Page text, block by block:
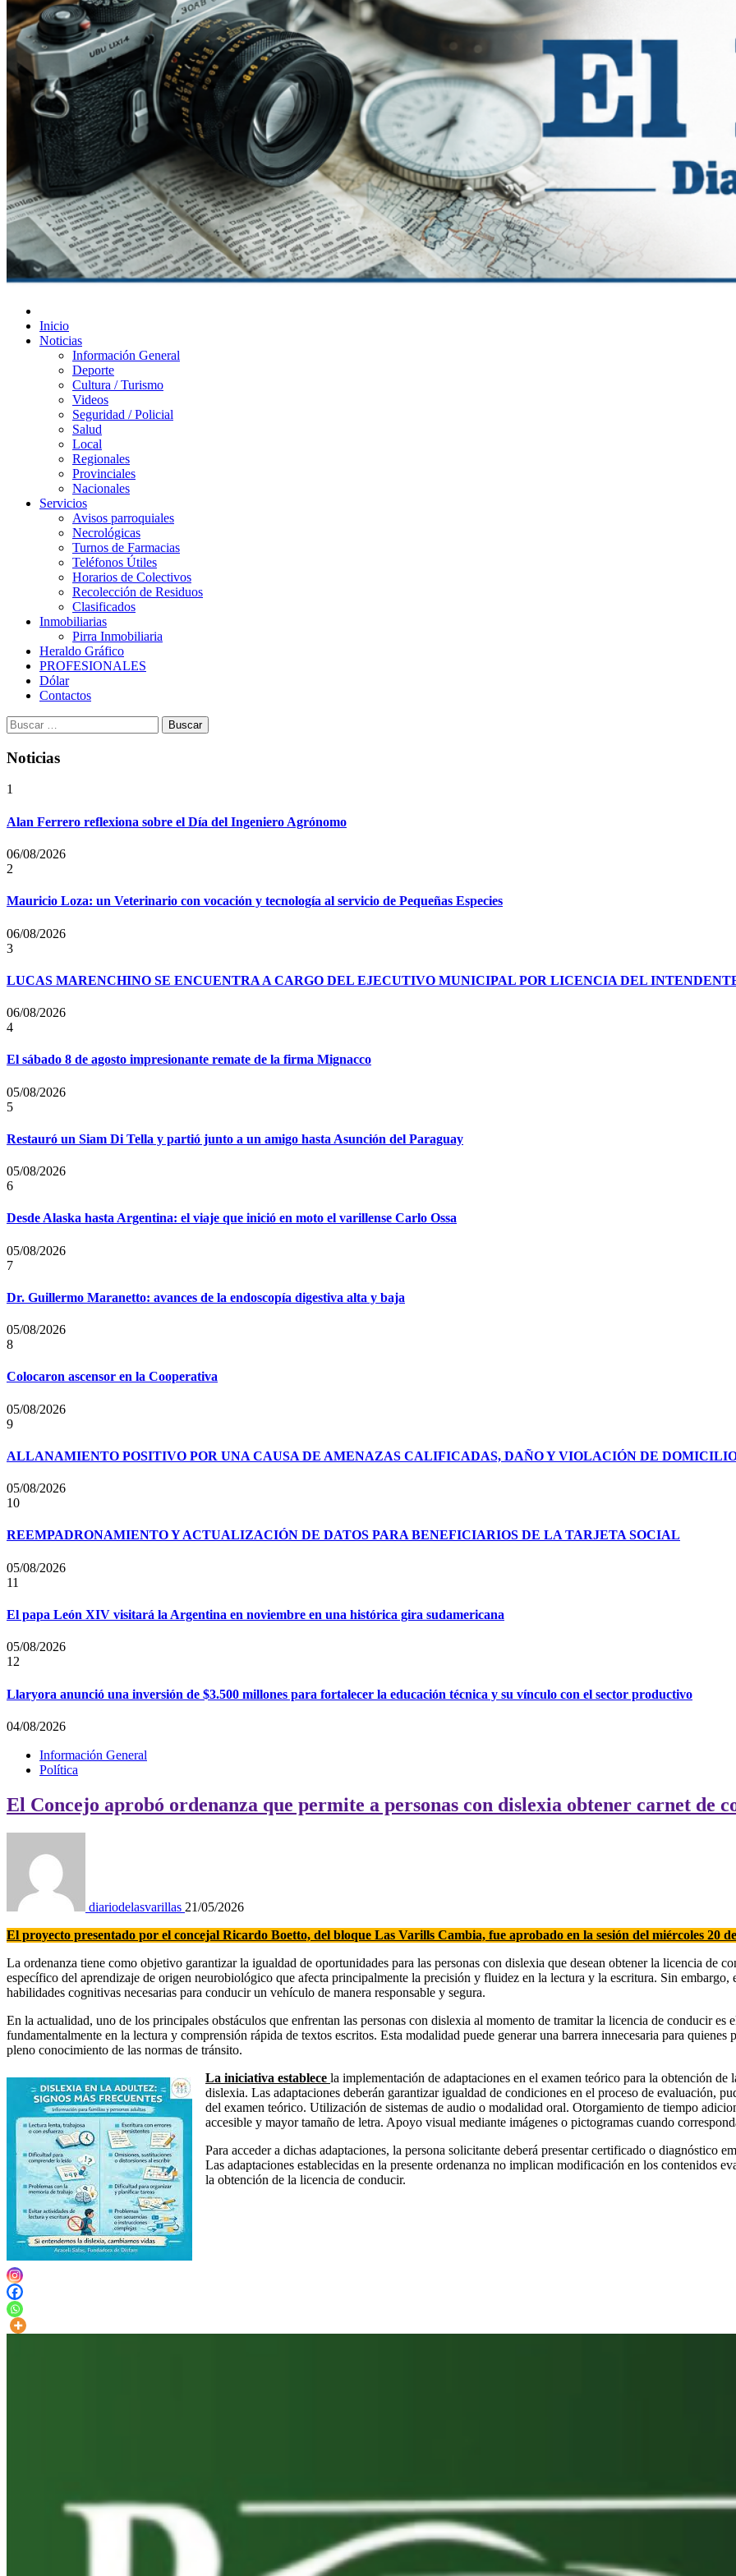
Diario de Las Varillas
Inicio
Noticias
Información General
Deporte
Cultura / Turismo
Videos
Seguridad / Policial
Salud
Local
Regionales
Provinciales
Nacionales
Servicios
Avisos parroquiales
Necrológicas
Turnos de Farmacias
Teléfonos Útiles
Horarios de Colectivos
Recolección de Residuos
Clasificados
Inmobiliarias
Pirra Inmobiliaria
Heraldo Gráfico
PROFESIONALES
Dólar
Contactos
Buscar:
Noticias
1
Alan Ferrero reflexiona sobre el Día del Ingeniero Agrónomo
06/08/2026
2
Mauricio Loza: un Veterinario con vocación y tecnología al servicio de Pequeñas Especies
06/08/2026
3
LUCAS MARENCHINO SE ENCUENTRA A CARGO DEL EJECUTIVO MUNICIPAL POR LICENCIA DEL
06/08/2026
4
El sábado 8 de agosto impresionante remate de la firma Mignacco
05/08/2026
5
Restauró un Siam Di Tella y partió junto a un amigo hasta Asunción del Paraguay
05/08/2026
6
Desde Alaska hasta Argentina: el viaje que inició en moto el varillense Carlo Ossa
05/08/2026
7
Dr. Guillermo Maranetto: avances de la endoscopía digestiva alta y baja
05/08/2026
8
Colocaron ascensor en la Cooperativa
05/08/2026
9
ALLANAMIENTO POSITIVO POR UNA CAUSA DE AMENAZAS CALIFICADAS, DAÑO Y VIOLACIÓN DE
05/08/2026
10
REEMPADRONAMIENTO Y ACTUALIZACIÓN DE DATOS PARA BENEFICIARIOS DE LA TARJETA SOCIAL
05/08/2026
11
El papa León XIV visitará la Argentina en noviembre en una histórica gira sudamericana
05/08/2026
12
Llaryora anunció una inversión de $3.500 millones para fortalecer la educación técnica y su vínculo con el sector productivo
04/08/2026
Información General
Política
El Concejo aprobó ordenanza que permite a personas con dislexia obtener carnet de
diariodelasvarillas 21/05/2026
El proyecto presentado por el concejal Ricardo Boetto, del bloque Las Varills Cambia, fue aprobado en la sesión del miércoles 20
La ordenanza tiene como objetivo garantizar la igualdad de oportunidades para las personas con dislexia que desean obtener la licencia de
específico del aprendizaje de origen neurobiológico que afecta principalmente la precisión y fluidez en la lectura y la escritura. Sin
habilidades cognitivas necesarias para conducir un vehículo de manera responsable y segura.
En la actualidad, uno de los principales obstáculos que enfrentan las personas con dislexia al momento de tramitar la licencia de conducir es
fundamentalmente en la lectura y comprensión rápida de textos escritos. Esta modalidad puede generar una barrera innecesaria para
pleno conocimiento de las normas de tránsito.
La iniciativa establece la implementación de adaptaciones en el examen teórico para la obtención
dislexia. Las adaptaciones deberán garantizar igualdad de condiciones en el proceso de evaluación,
del examen teórico. Utilización de sistemas de audio o modalidad oral. Otorgamiento de tiempo
accesible y mayor tamaño de letra. Apoyo visual mediante imágenes o pictogramas cuando
Para acceder a dichas adaptaciones, la persona solicitante deberá presentar certificado o diagnóstico
Las adaptaciones establecidas en la presente ordenanza no implican modificación en los contenidos
la obtención de la licencia de conducir.